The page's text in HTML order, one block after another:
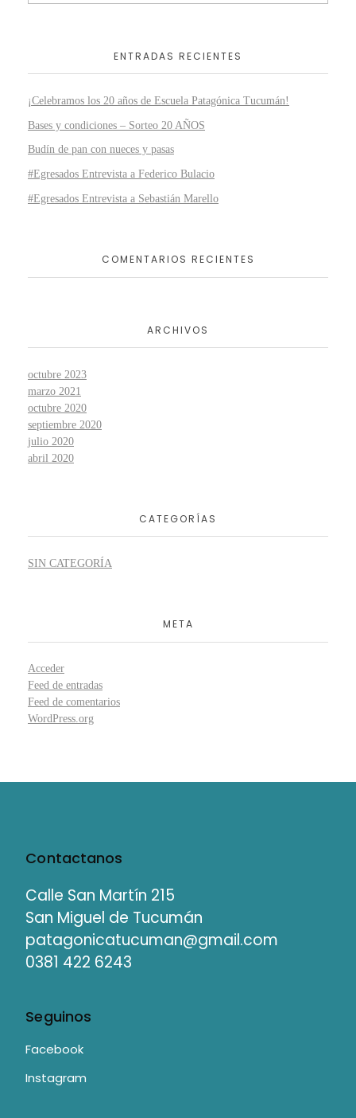
ENTRADAS RECIENTES
¡Celebramos los 20 años de Escuela Patagónica Tucumán!
Bases y condiciones – Sorteo 20 AÑOS
Budín de pan con nueces y pasas
#Egresados Entrevista a Federico Bulacio
#Egresados Entrevista a Sebastián Marello
COMENTARIOS RECIENTES
ARCHIVOS
octubre 2023
marzo 2021
octubre 2020
septiembre 2020
julio 2020
abril 2020
CATEGORÍAS
SIN CATEGORÍA
META
Acceder
Feed de entradas
Feed de comentarios
WordPress.org
Contactanos
Calle San Martín 215
San Miguel de Tucumán
patagonicatucuman@gmail.com
0381 422 6243
Seguinos
Facebook
Instagram